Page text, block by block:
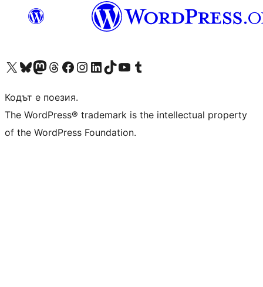
Visit our X (formerly Twitter) account
Visit our Bluesky account
Visit our Mastodon account
Visit our Threads account
Посетете нашата страница във Facebook
Посетете нашия профил в Instagram
Посетете нашия профил в LinkedIn
Visit our TikTok account
Visit our YouTube channel
Visit our Tumblr account
Кодът е поезия.
The WordPress® trademark is the intellectual property
of the WordPress Foundation.